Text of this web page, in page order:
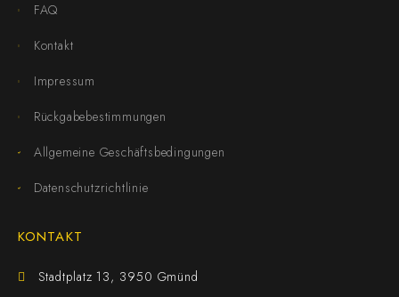
FAQ
Kontakt
Impressum
Rückgabebestimmungen
Allgemeine Geschäftsbedingungen
Datenschutzrichtlinie
KONTAKT
Stadtplatz 13, 3950 Gmünd